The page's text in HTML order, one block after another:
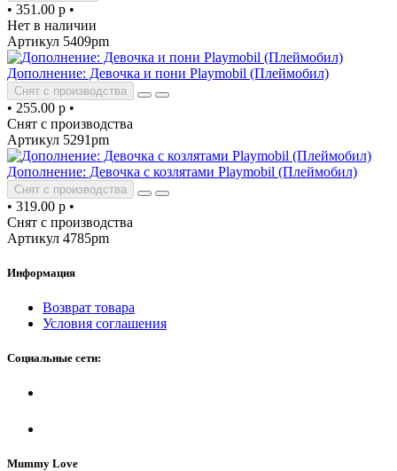
• 351.00 р •
Нет в наличии
Артикул 5409pm
Дополнение: Девочка и пони Playmobil (Плеймобил)
Снят с производства
• 255.00 р •
Снят с производства
Артикул 5291pm
Дополнение: Девочка с козлятами Playmobil (Плеймобил)
Снят с производства
• 319.00 р •
Снят с производства
Артикул 4785pm
Информация
Возврат товара
Условия соглашения
Социальные сети:
Mummy Love